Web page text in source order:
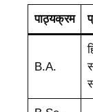
पाठ्यक्रम
B.A.